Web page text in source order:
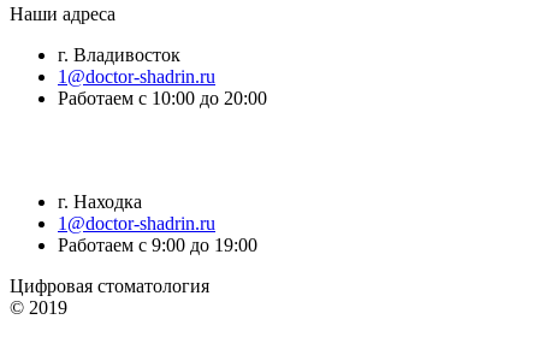
Наши адреса
г. Владивосток
1@doctor-shadrin.ru
Работаем с 10:00 до 20:00
г. Находка
1@doctor-shadrin.ru
Работаем с 9:00 до 19:00
Цифровая стоматология
© 2019